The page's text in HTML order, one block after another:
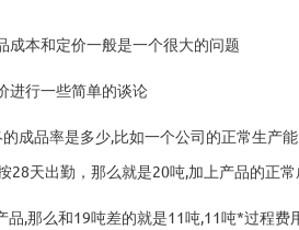
成本和定价一般是一个很大的问题
进行一些简单的谈论
成品率是多少,比如一个公司的正常生产
天出勤，那么就是20吨,加上产品的正常
,那么和19吨差的就是11吨,11吨*过程